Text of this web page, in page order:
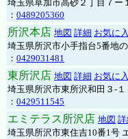
埼玉県草加市高砂２丁目７
： 0489205360
所沢本店 地図 詳細 お気に
埼玉県所沢市小手指台5番地
： 0429031481
東所沢店 地図 詳細 お気に
埼玉県所沢市東所沢和田３-１
： 0429511545
エミテラス所沢店 地図 詳
埼玉県所沢市東住吉10番1号